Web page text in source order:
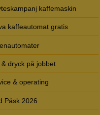
kaffemaskin
kaffeautomat gratis
& dryck på jobbet
& operating
Påsk 2026